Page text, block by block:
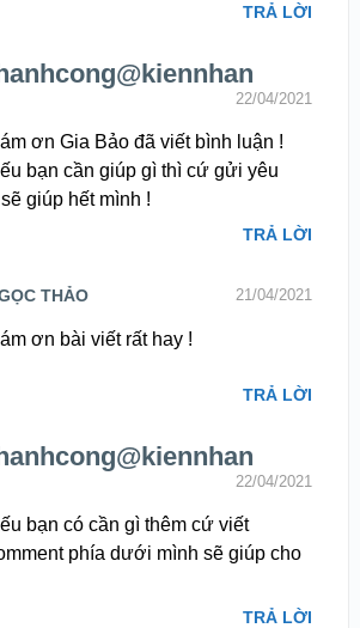
TRẢ LỜI
22/04/2021
ơn Gia Bảo đã viết bình luận !
bạn cần giúp gì thì cứ gửi yêu
giúp hết mình !
TRẢ LỜI
THẢO 21/04/2021
ơn bài viết rất hay !
TRẢ LỜI
22/04/2021
bạn có cần gì thêm cứ viết
phía dưới mình sẽ giúp cho
TRẢ LỜI